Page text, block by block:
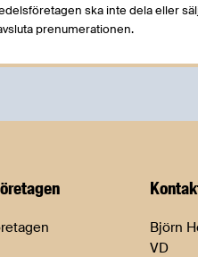
ska inte dela eller
prenumerationen.
Björn
VD